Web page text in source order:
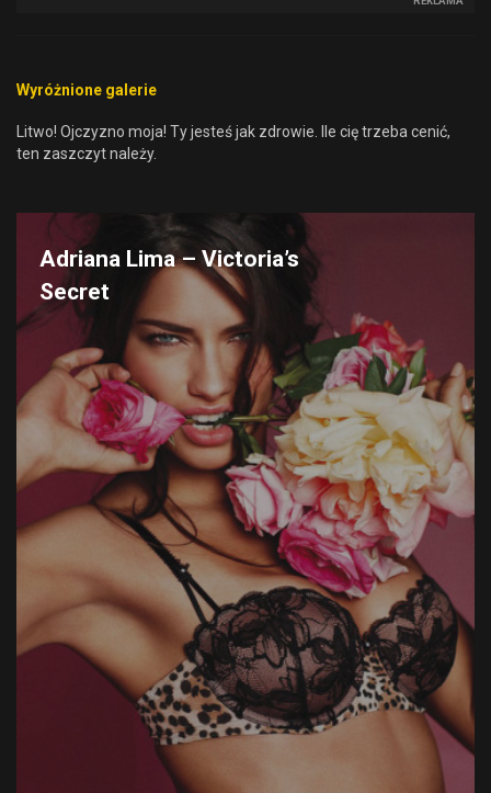
Wyróżnione galerie
Litwo! Ojczyzno moja! Ty jesteś jak zdrowie. Ile cię trzeba cenić,
ten zaszczyt należy.
Adriana Lima – Victoria’s
Secret